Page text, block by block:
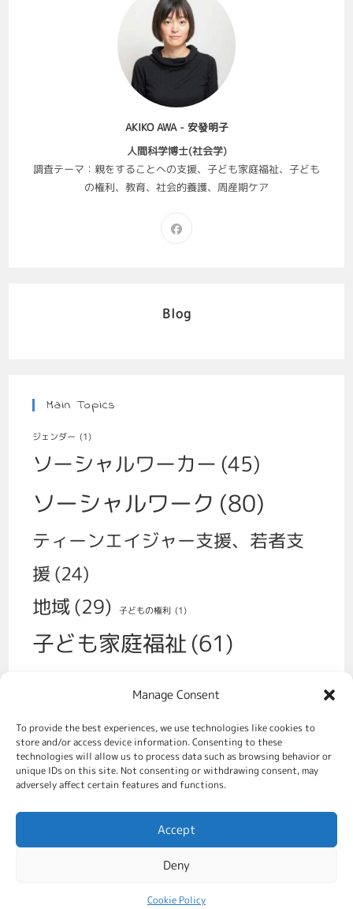
Manage Consent
To provide the best experiences, we use technologies like cookies to
store and/or access device information. Consenting to these
technologies will allow us to process data such as browsing behavior or
unique IDs on this site. Not consenting or withdrawing consent, may
adversely affect certain features and functions.
Accept
Deny
Cookie Policy
AKIKO AWA - 安發明子
人間科学博士(社会学)
調査テーマ：親をすることへの支援、子ども家庭福祉、子ども
の権利、教育、社会的養護、周産期ケア
Blog
Main Topics
ジェンダー (1)
ソーシャルワーカー (45)
ソーシャルワーク (80)
ティーンエイジャー支援、若者支
援 (24)
地域(29) 子どもの権利 (1)
子ども家庭福祉 (61)
福祉政策(70) 移民 (2)
虐待対策、社会的養護 (49)
親をすることの支援
貧困対策(8)